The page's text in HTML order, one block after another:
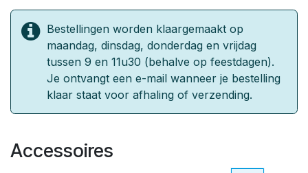
Bestellingen worden klaargemaakt op
maandag, dinsdag, donderdag en vrijdag
tussen 9 en 11u30 (behalve op feestdagen).
Je ontvangt een e-mail wanneer je bestelling
klaar staat voor afhaling of verzending.
Accessoires